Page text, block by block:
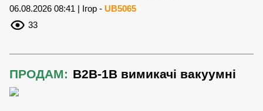
06.08.2026 08:41 | Ігор - UB5065
33
ПРОДАМ: В2В-1В вимикачі вакуумні